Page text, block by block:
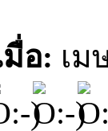
อ: เม